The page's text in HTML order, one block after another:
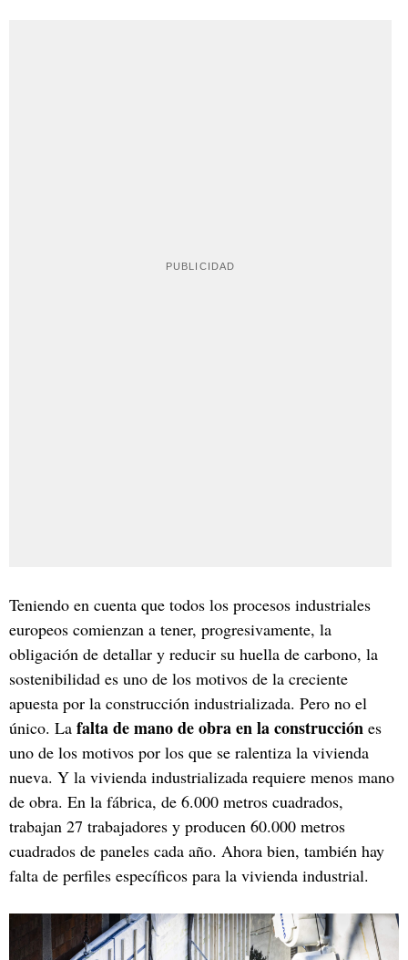
Teniendo en cuenta que todos los procesos industriales
europeos comienzan a tener, progresivamente, la
obligación de detallar y reducir su huella de carbono, la
sostenibilidad es uno de los motivos de la creciente
apuesta por la construcción industrializada. Pero no el
único. La falta de mano de obra en la construcción es
uno de los motivos por los que se ralentiza la vivienda
nueva. Y la vivienda industrializada requiere menos mano
de obra. En la fábrica, de 6.000 metros cuadrados,
trabajan 27 trabajadores y producen 60.000 metros
cuadrados de paneles cada año. Ahora bien, también hay
falta de perfiles específicos para la vivienda industrial.